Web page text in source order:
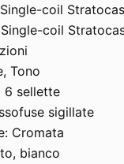
coil
coil
Tono
6 sellette
sigillate
Cromata
bianco